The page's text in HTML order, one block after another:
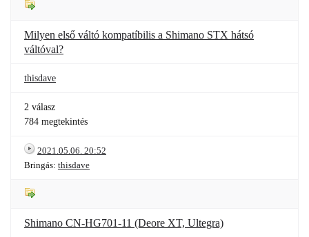
Milyen első váltó kompatíbilis a Shimano STX hátsó
váltóval?
thisdave
2 válasz
784 megtekintés
2021.05.06. 20:52
Bringás: thisdave
Shimano CN-HG701-11 (Deore XT, Ultegra)